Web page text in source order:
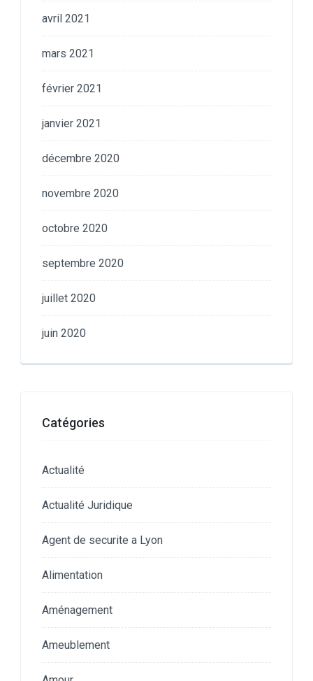
avril 2021
mars 2021
février 2021
janvier 2021
décembre 2020
novembre 2020
octobre 2020
septembre 2020
juillet 2020
juin 2020
Catégories
Actualité
Actualité Juridique
Agent de securite a Lyon
Alimentation
Aménagement
Ameublement